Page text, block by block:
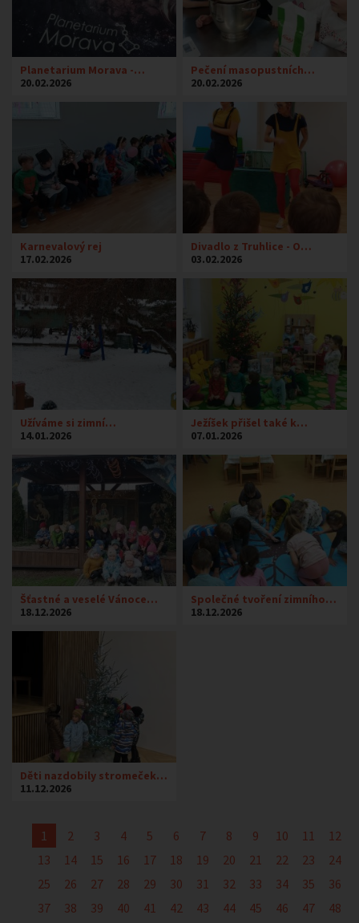
Planetarium Morava -…
20.02.2026
Pečení masopustních…
20.02.2026
Karnevalový rej
17.02.2026
Divadlo z Truhlice - O…
03.02.2026
Užíváme si zimní…
14.01.2026
Ježíšek přišel také k…
07.01.2026
Šťastné a veselé Vánoce…
18.12.2026
Společné tvoření zimního…
18.12.2026
Děti nazdobily stromeček…
11.12.2026
1 2 3 4 5 6 7 8 9 10 11
12
13
14 15 16 17 18 19 20 21 22 23
24
25
26 27 28 29 30 31 32 33 34 35
36
37
38 39 40 41 42 43 44 45 46 47
48